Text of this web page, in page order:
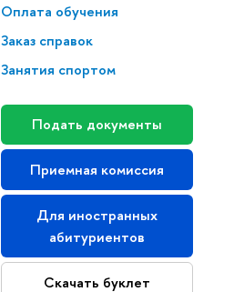
Оплата обучения
Заказ справок
Занятия спортом
Подать документы
Приемная комиссия
Для иностранных
абитуриентов
Скачать буклет